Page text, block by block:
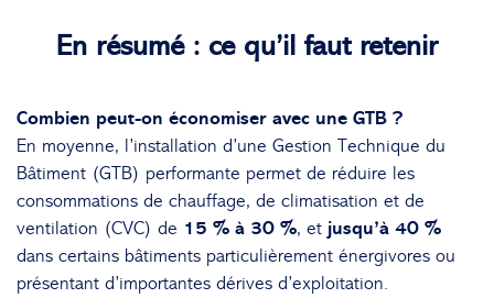
En résumé : ce qu’il faut retenir
Combien peut-on économiser avec une GTB ?
En moyenne, l’installation d’une Gestion Technique du
Bâtiment (GTB) performante permet de réduire les
consommations de chauffage, de climatisation et de
ventilation (CVC) de 15 % à 30 %, et jusqu’à 40 %
dans certains bâtiments particulièrement énergivores ou
présentant d’importantes dérives d’exploitation.